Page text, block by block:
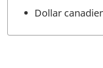
Dollar